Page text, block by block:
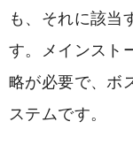
も、それに該当
す。メインスト
略が必要で、ボ
ステムです。